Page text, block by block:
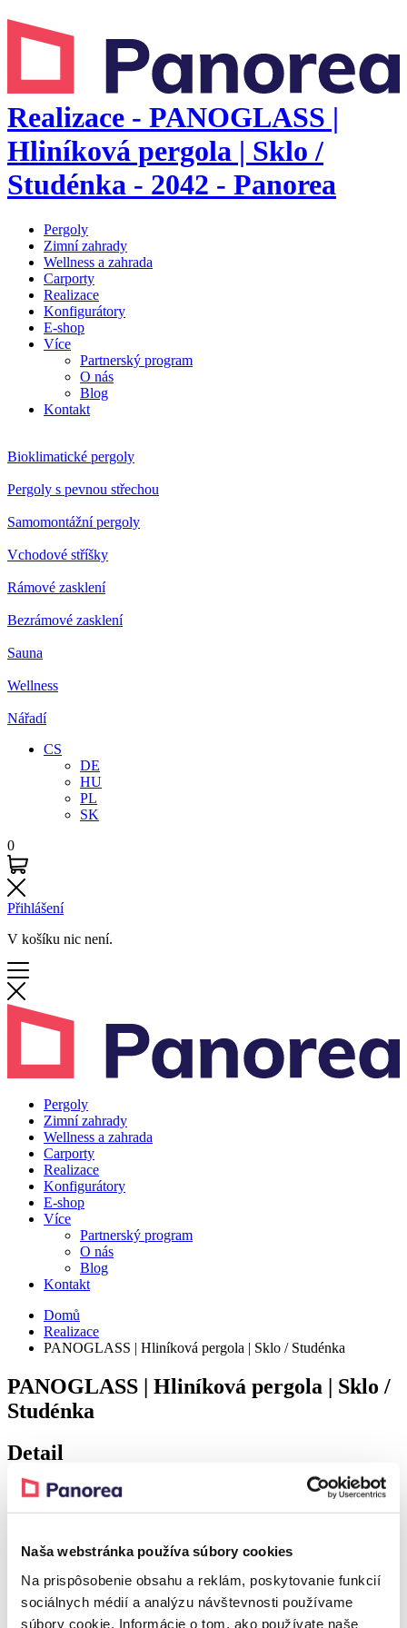
Naša webstránka používa súbory cookies
Na prispôsobenie obsahu a reklám, poskytovanie funkcií
sociálnych médií a analýzu návštevnosti používame
súbory cookie. Informácie o tom, ako používate naše
Realizace - PANOGLASS |
Hliníková pergola | Sklo /
Studénka - 2042 - Panorea
Pergoly
Zimní zahrady
Wellness a zahrada
Carporty
Realizace
Konfigurátory
E-shop
Více
Partnerský program
O nás
Blog
Kontakt
Bioklimatické pergoly
Pergoly s pevnou střechou
Samomontážní pergoly
Vchodové stříšky
Rámové zasklení
Bezrámové zasklení
Sauna
Wellness
Nářadí
CS
DE
HU
PL
SK
0
Přihlášení
V košíku nic není.
Pergoly
Zimní zahrady
Wellness a zahrada
Carporty
Realizace
Konfigurátory
E-shop
Více
Partnerský program
O nás
Blog
Kontakt
Domů
Realizace
PANOGLASS | Hliníková pergola | Sklo / Studénka
PANOGLASS | Hliníková pergola | Sklo /
Studénka
Detail
Realization – Studénka
Realization – Studénka